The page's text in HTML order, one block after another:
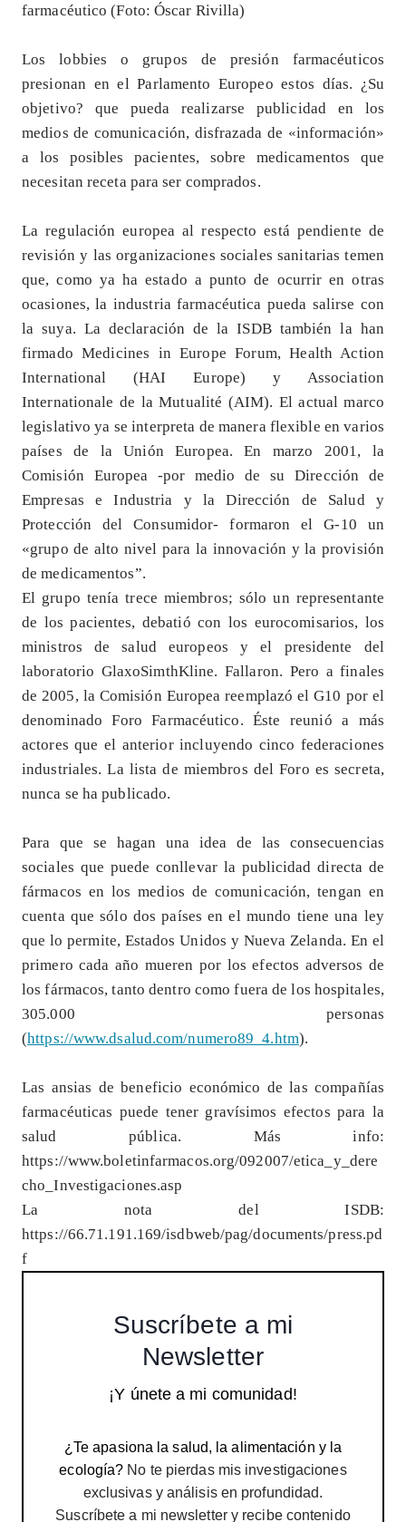
farmacéutico (Foto: Óscar Rivilla)
Los lobbies o grupos de presión farmacéuticos
presionan en el Parlamento Europeo estos días. ¿Su
objetivo? que pueda realizarse publicidad en los
medios de comunicación, disfrazada de «información»
a los posibles pacientes, sobre medicamentos que
necesitan receta para ser comprados.
La regulación europea al respecto está pendiente de
revisión y las organizaciones sociales sanitarias temen
que, como ya ha estado a punto de ocurrir en otras
ocasiones, la industria farmacéutica pueda salirse con
la suya. La declaración de la ISDB también la han
firmado Medicines in Europe Forum, Health Action
International (HAI Europe) y Association
Internationale de la Mutualité (AIM). El actual marco
legislativo ya se interpreta de manera flexible en varios
países de la Unión Europea. En marzo 2001, la
Comisión Europea -por medio de su Dirección de
Empresas e Industria y la Dirección de Salud y
Protección del Consumidor- formaron el G-10 un
«grupo de alto nivel para la innovación y la provisión
de medicamentos”.
El grupo tenía trece miembros; sólo un representante
de los pacientes, debatió con los eurocomisarios, los
ministros de salud europeos y el presidente del
laboratorio GlaxoSimthKline. Fallaron. Pero a finales
de 2005, la Comisión Europea reemplazó el G10 por el
denominado Foro Farmacéutico. Éste reunió a más
actores que el anterior incluyendo cinco federaciones
industriales. La lista de miembros del Foro es secreta,
nunca se ha publicado.
Para que se hagan una idea de las consecuencias
sociales que puede conllevar la publicidad directa de
fármacos en los medios de comunicación, tengan en
cuenta que sólo dos países en el mundo tiene una ley
que lo permite, Estados Unidos y Nueva Zelanda. En el
primero cada año mueren por los efectos adversos de
los fármacos, tanto dentro como fuera de los hospitales,
305.000 personas
(https://www.dsalud.com/numero89_4.htm).
Las ansias de beneficio económico de las compañías
farmacéuticas puede tener gravísimos efectos para la
salud pública. Más info:
https://www.boletinfarmacos.org/092007/etica_y_dere
cho_Investigaciones.asp
La nota del ISDB:
https://66.71.191.169/isdbweb/pag/documents/press.pd
f
Suscríbete a mi
Newsletter
¡Y únete a mi comunidad!
¿Te apasiona la salud, la alimentación y la
ecología? No te pierdas mis investigaciones
exclusivas y análisis en profundidad.
Suscríbete a mi newsletter y recibe contenido